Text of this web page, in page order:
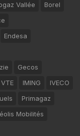
Vallée
Borel
Endesa
Gecos
IMING
IVECO
Primagaz
Mobilités